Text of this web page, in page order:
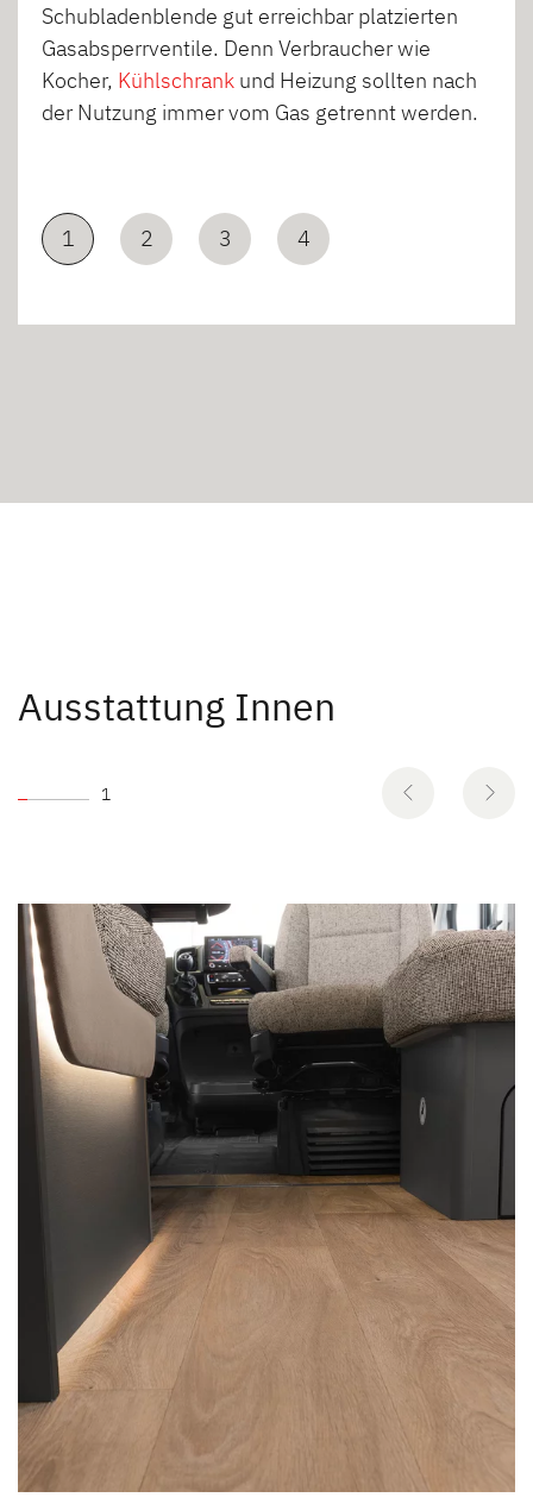
Schubladenblende gut erreichbar platzierten
Gasabsperrventile. Denn Verbraucher wie
Kocher, Kühlschrank und Heizung sollten nach
der Nutzung immer vom Gas getrennt werden.
1 2 3 4
Ausstattung Innen
1